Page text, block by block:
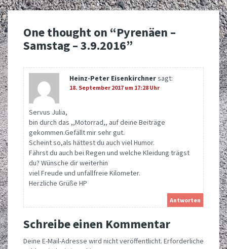
One thought on “Pyrenäen –
Samstag – 3.9.2016”
Heinz-Peter Eisenkirchnersagt:
18. September 2017 um 17:28 Uhr
Servus Julia,
bin durch das ,,Motorrad,, auf deine Beiträge
gekommen.Gefällt mir sehr gut.
Scheint so,als hättest du auch viel Humor.
Fährst du auch bei Regen und welche Kleidung trägst
du? Wünsche dir weiterhin
viel Freude und unfallfreie Kilometer.
Herzliche Grüße HP
Antworten
Schreibe einen Kommentar
Deine E-Mail-Adresse wird nicht veröffentlicht. Erforderliche